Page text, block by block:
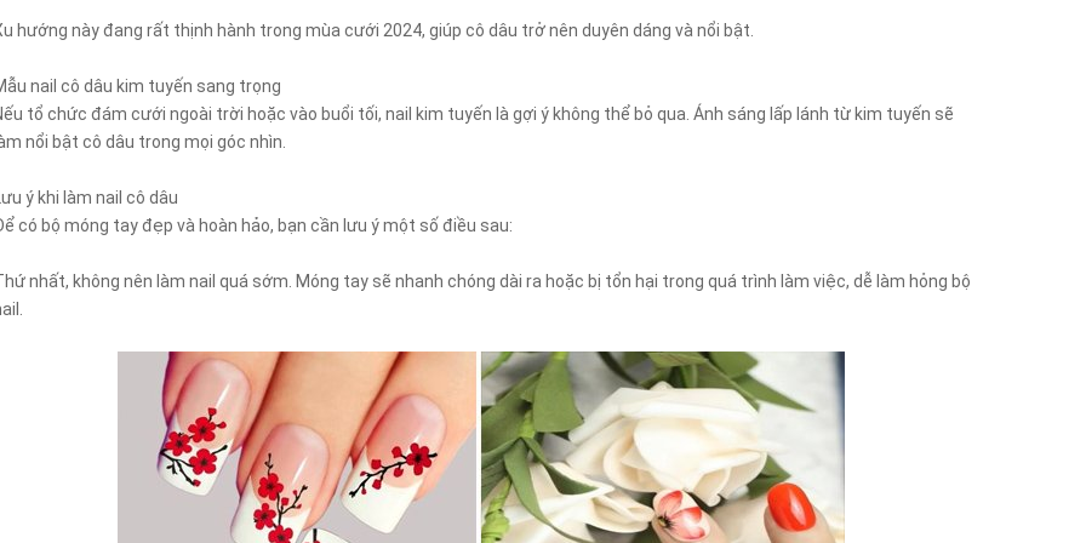
hướng này đang rất thịnh hành trong mùa cưới 2024, giúp cô dâu trở nên duyên dáng và nổi bật.
nail cô dâu kim tuyến sang trọng
tổ chức đám cưới ngoài trời hoặc vào buổi tối, nail kim tuyến là gợi ý không thể bỏ qua. Ánh sáng lấp lánh từ kim tuyến sẽ
nổi bật cô dâu trong mọi góc nhìn.
ý khi làm nail cô dâu
có bộ móng tay đẹp và hoàn hảo, bạn cần lưu ý một số điều sau:
nhất, không nên làm nail quá sớm. Móng tay sẽ nhanh chóng dài ra hoặc bị tổn hại trong quá trình làm việc, dễ làm hỏng bộ